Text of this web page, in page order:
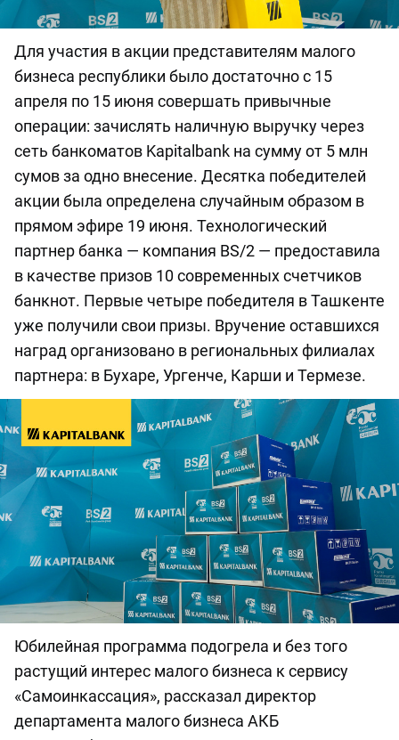
Для участия в акции представителям малого
бизнеса республики было достаточно с 15
апреля по 15 июня совершать привычные
операции: зачислять наличную выручку через
сеть банкоматов Kapitalbank на сумму от 5 млн
сумов за одно внесение. Десятка победителей
акции была определена случайным образом в
прямом эфире 19 июня. Технологический
партнер банка — компания BS/2 — предоставила
в качестве призов 10 современных счетчиков
банкнот. Первые четыре победителя в Ташкенте
уже получили свои призы. Вручение оставшихся
наград организовано в региональных филиалах
партнера: в Бухаре, Ургенче, Карши и Термезе.
Юбилейная программа подогрела и без того
растущий интерес малого бизнеса к сервису
«Самоинкассация», рассказал директор
департамента малого бизнеса АКБ